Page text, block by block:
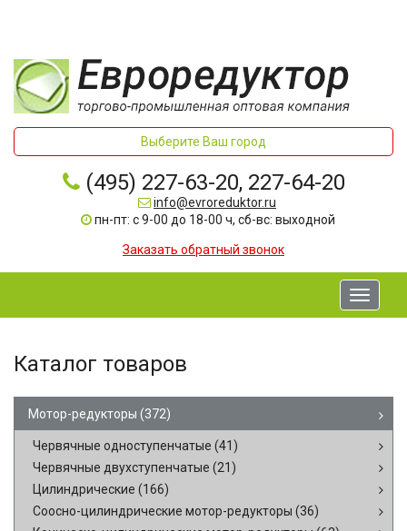
Выберите Ваш город
(495) 227-63-20, 227-64-20
info@evroreduktor.ru
пн-пт: с 9-00 до 18-00 ч, сб-вс: выходной
Заказать обратный звонок
Toggle
Каталог товаров
Мотор-редукторы (372)
Червячные одноступенчатые (41)
Червячные двухступенчатые (21)
Цилиндрические (166)
Соосно-цилиндрические мотор-редукторы (36)